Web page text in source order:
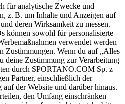
für analytische Zwecke und
z. B. um Inhalte und Anzeigen auf
deren Wirksamkeit zu messen.
können sowohl für personalisierte
verwendet werden
Zustimmungen. Wenn du auf „Alles
deine Zustimmung zur Verarbeitung
durch SPORTANO.COM Sp. z
Partner, einschließlich der
der Website und darüber hinaus.
den Umfang einschränken